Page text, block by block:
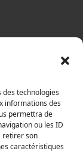
technologies
informations des
permettra de
ou les ID
retirer son
caractéristiques